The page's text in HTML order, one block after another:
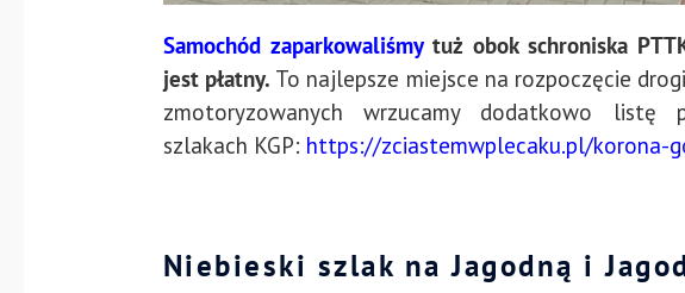
Samochód zaparkowaliśmytuż obok schroniska
jest płatny. To najlepsze miejsce na rozpoczęcie
zmotoryzowanych wrzucamy dodatkowo listę
szlakach KGP: https://zciastemwplecaku.pl/korona-
Niebieski szlak na Jagodną i